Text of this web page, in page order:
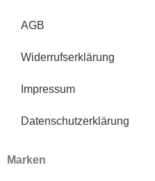
AGB
Widerrufserklärung
Impressum
Datenschutzerklärung
Marken